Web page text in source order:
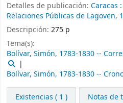
Detalles de publicación: Caracas :
Relaciones Públicas de Lagoven,
Descripción: 275 p
Tema(s):
Bolívar, Simón, 1783-1830 --
Bolívar, Simón, 1783-1830 --
Existencias ( 1 )
Notas de